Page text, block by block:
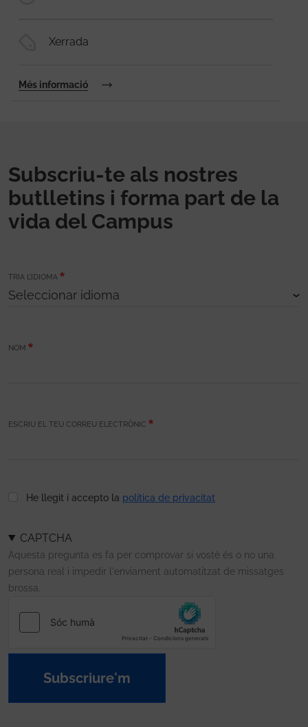
Xerrada
Més informació
Subscriu-te als nostres
butlletins i forma part de la
vida del Campus
TRIA L’IDIOMA
NOM
ESCRIU EL TEU CORREU ELECTRÒNIC
He llegit i accepto la política de privacitat
CAPTCHA
Aquesta pregunta es fa per comprovar si vostè és o no una
persona real i impedir l'enviament automatitzat de missatges
brossa.
Subscriure'm